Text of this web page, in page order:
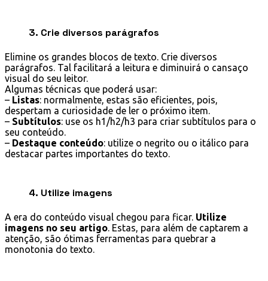
3. Crie diversos parágrafos
Elimine os grandes blocos de texto. Crie diversos
parágrafos. Tal facilitará a leitura e diminuirá o cansaço
visual do seu leitor.
Algumas técnicas que poderá usar:
– Listas: normalmente, estas são eficientes, pois,
despertam a curiosidade de ler o próximo item.
– Subtítulos: use os h1/h2/h3 para criar subtítulos para o
seu conteúdo.
– Destaque conteúdo: utilize o negrito ou o itálico para
destacar partes importantes do texto.
4. Utilize imagens
A era do conteúdo visual chegou para ficar. Utilize
imagens no seu artigo. Estas, para além de captarem a
atenção, são ótimas ferramentas para quebrar a
monotonia do texto.